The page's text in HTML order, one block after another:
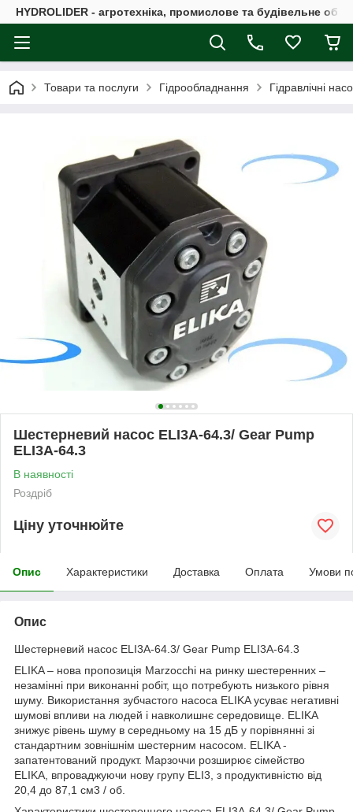
HYDROLIDER - агротехніка, промислове та будівельне
Товари та послуги Гідрообладнання Гідравлічні
Шестерневий насос ELI3A-64.3/ Gear Pump
ELI3A-64.3
В наявності
Роздріб
Ціну уточнюйте
Опис Характеристики Доставка Оплата Умови
Опис
Шестерневий насос ELI3A-64.3/ Gear Pump ELI3A-64.3
ELIKA – нова пропозиція Marzocchi на ринку шестеренних –
незамінні при виконанні робіт, що потребують низького рівня
шуму. Використання зубчастого насоса ELIKA усуває негативні
шумові впливи на людей і навколишнє середовище. ELIKA
знижує рівень шуму в середньому на 15 дБ у порівнянні зі
стандартним зовнішнім шестерним насосом. ELIKA -
запатентований продукт. Марзоччи розширює сімейство
ELIKA, впроваджуючи нову групу ELI3, з продуктивністю від
20,4 до 87,1 см3 / об.